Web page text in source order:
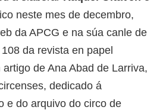
neste mes de decembro,
da APCG e na súa canle de
da revista en papel
de Ana Abad de Larriva,
dedicado á
e do arquivo do circo de